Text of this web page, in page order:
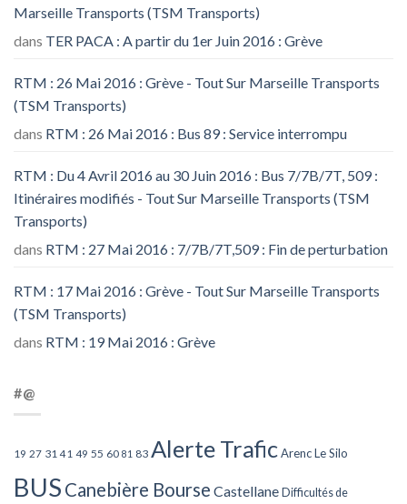
Marseille Transports (TSM Transports)
dans TER PACA : A partir du 1er Juin 2016 : Grève
RTM : 26 Mai 2016 : Grève - Tout Sur Marseille Transports
(TSM Transports)
dans RTM : 26 Mai 2016 : Bus 89 : Service interrompu
RTM : Du 4 Avril 2016 au 30 Juin 2016 : Bus 7/7B/7T, 509 :
Itinéraires modifiés - Tout Sur Marseille Transports (TSM
Transports)
dans RTM : 27 Mai 2016 : 7/7B/7T,509 : Fin de perturbation
RTM : 17 Mai 2016 : Grève - Tout Sur Marseille Transports
(TSM Transports)
dans RTM : 19 Mai 2016 : Grève
#@
19 27 31 41 49 55 60 81 83 Alerte TraficArenc Le Silo
BUS Canebière Bourse Castellane Difficultés de